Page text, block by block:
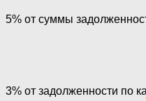
5% от суммы
3% от задолженности по